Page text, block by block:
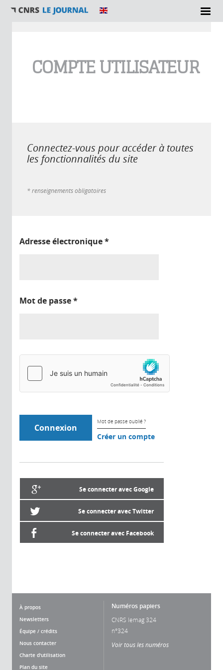
COMPTE UTILISATEUR
Connectez-vous pour accéder à toutes
les fonctionnalités du site
* renseignements obligatoires
Adresse électronique*
Mot de passe*
Mot de passe oublié ?
Créer un compte
Se connecter avec Google
Se connecter avec Twitter
Se connecter avec Facebook
À propos
Newsletters
Équipe / crédits
Nous contacter
Charte d'utilisation
Plan du site
Numéros papiers
CNRS lemag 324
n°324
Voir tous les numéros